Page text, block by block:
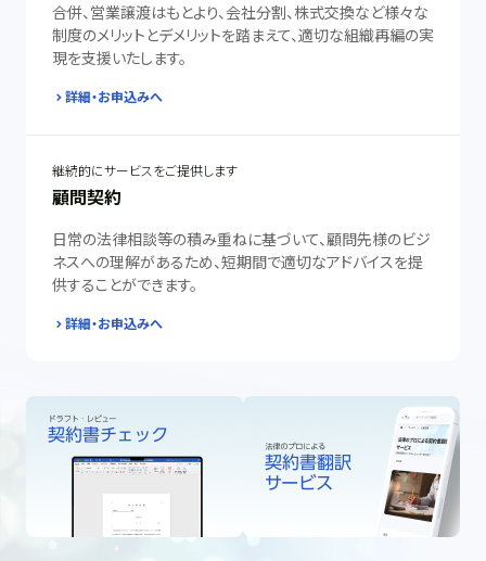
合併、営業譲渡はもとより、会社分割、株式交換など様々な
制度のメリットとデメリットを踏まえて、適切な組織再編の実
現を支援いたします。
詳細・お申込みへ
継続的にサービスをご提供します
顧問契約
日常の法律相談等の積み重ねに基づいて、顧問先様のビジ
ネスへの理解があるため、短期間で適切なアドバイスを提
供することができます。
詳細・お申込みへ